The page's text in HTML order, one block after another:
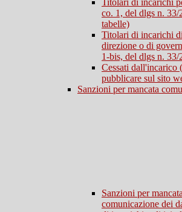
Titolari di incarichi
co. 1, del dlgs n.
tabelle)
Titolari di incarichi
direzione o di
1-bis, del dlgs n. 33/
Cessati dall'incarico
pubblicare sul sito
Sanzioni per mancata
Sanzioni per
comunicazione dei